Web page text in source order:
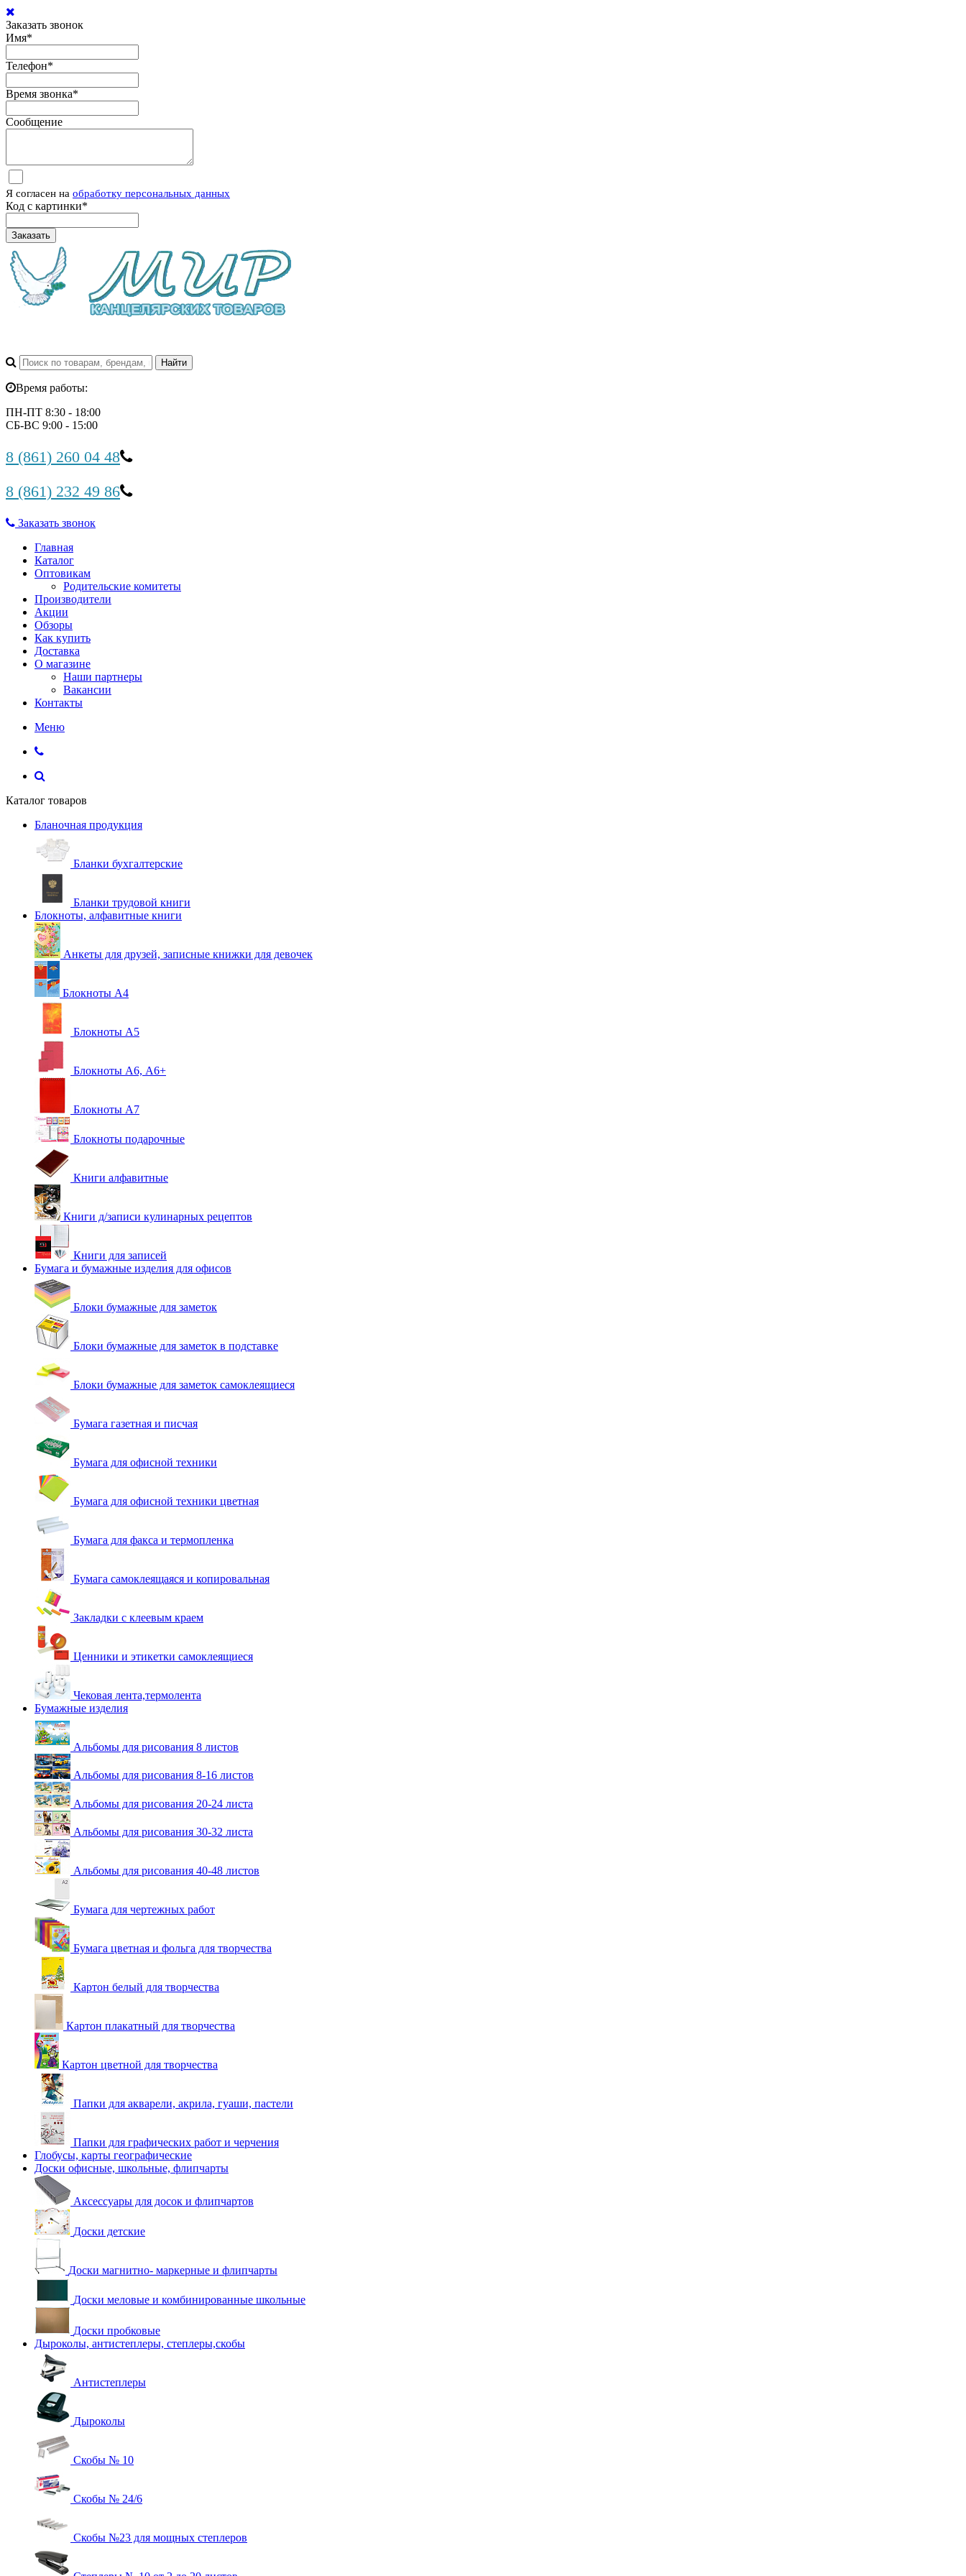
Заказать звонок
Имя*
Телефон*
Время звонка*
Сообщение
Я согласен на обработку персональных данных
Код с картинки*
Заказать
Время работы:
ПН-ПТ 8:30 - 18:00
СБ-ВС 9:00 - 15:00
8 (861) 260 04 48
8 (861) 232 49 86
Заказать звонок
Главная
Каталог
Оптовикам
Родительские комитеты
Производители
Акции
Обзоры
Как купить
Доставка
О магазине
Наши партнеры
Вакансии
Контакты
Меню
Каталог товаров
Бланочная продукция
Бланки бухгалтерские
Бланки трудовой книги
Блокноты, алфавитные книги
Анкеты для друзей, записные книжки для девочек
Блокноты А4
Блокноты А5
Блокноты А6, А6+
Блокноты А7
Блокноты подарочные
Книги алфавитные
Книги д/записи кулинарных рецептов
Книги для записей
Бумага и бумажные изделия для офисов
Блоки бумажные для заметок
Блоки бумажные для заметок в подставке
Блоки бумажные для заметок самоклеящиеся
Бумага газетная и писчая
Бумага для офисной техники
Бумага для офисной техники цветная
Бумага для факса и термопленка
Бумага самоклеящаяся и копировальная
Закладки с клеевым краем
Ценники и этикетки самоклеящиеся
Чековая лента,термолента
Бумажные изделия
Альбомы для рисования 8 листов
Альбомы для рисования 8-16 листов
Альбомы для рисования 20-24 листа
Альбомы для рисования 30-32 листа
Альбомы для рисования 40-48 листов
Бумага для чертежных работ
Бумага цветная и фольга для творчества
Картон белый для творчества
Картон плакатный для творчества
Картон цветной для творчества
Папки для акварели, акрила, гуаши, пастели
Папки для графических работ и черчения
Глобусы, карты географические
Доски офисные, школьные, флипчарты
Аксессуары для досок и флипчартов
Доски детские
Доски магнитно- маркерные и флипчарты
Доски меловые и комбинированные школьные
Доски пробковые
Дыроколы, антистеплеры, степлеры,скобы
Антистеплеры
Дыроколы
Скобы № 10
Скобы № 24/6
Скобы №23 для мощных степлеров